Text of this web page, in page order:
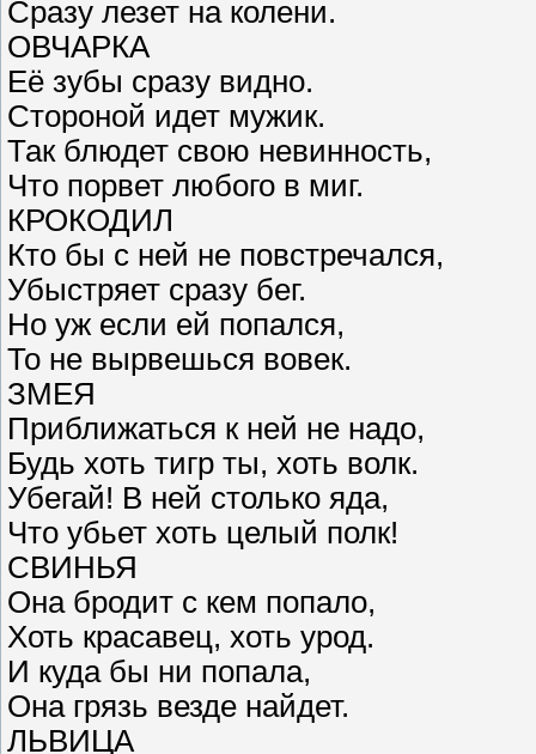
Сразу лезет на колени.
ОВЧАРКА
Её зубы сразу видно.
Стороной идет мужик.
Так блюдет свою невинность,
Что порвет любого в миг.
КРОКОДИЛ
Кто бы с ней не повстречался,
Убыстряет сразу бег.
Но уж если ей попался,
То не вырвешься вовек.
ЗМЕЯ
Приближаться к ней не надо,
Будь хоть тигр ты, хоть волк.
Убегай! В ней столько яда,
Что убьет хоть целый полк!
СВИНЬЯ
Она бродит с кем попало,
Хоть красавец, хоть урод.
И куда бы ни попала,
Она грязь везде найдет.
ЛЬВИЦА